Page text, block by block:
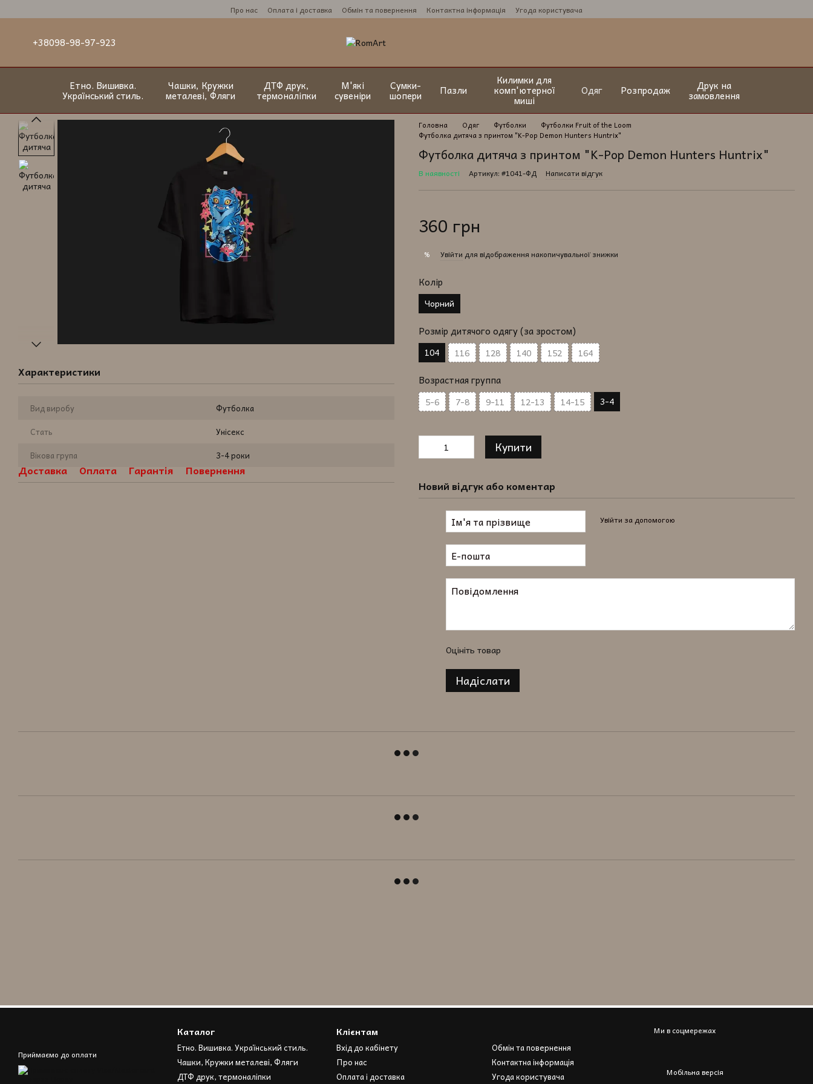
Про нас Оплата і доставка Обмін та повернення Контактна інформація Угода користувача
+38098-98-97-923
Етно. Вишивка.
Український стиль.
Чашки, Кружки
металеві, Фляги
ДТФ друк,
термоналіпки
М'які
сувеніри
Сумки-
шопери Пазли
Килимки для
комп'ютерної
миші
Одяг Розпродаж Друк на
замовлення
Характеристики
Вид виробу
Футболка
Стать
Унісекс
Вікова група
3-4 роки
Доставка Оплата Гарантія Повернення
Головна Одяг Футболки
Футболки Fruit of the Loom
Футболка дитяча з принтом "K-Pop Demon Hunters Huntrix"
Футболка дитяча з принтом "K-Pop Demon Hunters Huntrix"
В наявності Артикул: #1041-ФД Написати відгук
360 грн
% Увійти для відображення накопичувальної знижки
Колір
Чорний
Розмір дитячого одягу (за зростом)
104 116 128 140 152 164
Возрастная группа
5-6 7-8 9-11 12-13 14-15 3-4
Купити
Новий відгук або коментар
Увійти за допомогою
Оцініть товар
Надіслати
Приймаємо до оплати
Каталог
Етно. Вишивка. Український стиль.
Чашки, Кружки металеві, Фляги
ДТФ друк, термоналіпки
Клієнтам
Вхід до кабінету
Про нас
Оплата і доставка
Обмін та повернення
Контактна інформація
Угода користувача
Ми в соцмережах
Мобільна версія